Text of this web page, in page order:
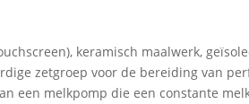
keramisch maalwerk,
zetgroep voor de bereiding van
een melkpomp die een constante